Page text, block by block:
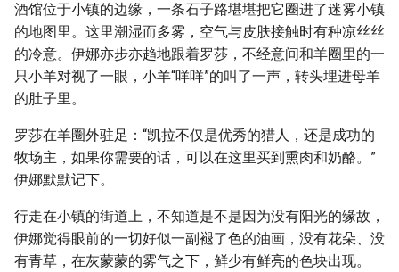
酒馆位于小镇的边缘，一条石子路堪堪把它圈进了迷雾小镇
的地图里。这里潮湿而多雾，空气与皮肤接触时有种凉丝丝
的冷意。伊娜亦步亦趋地跟着罗莎，不经意间和羊圈里的一
只小羊对视了一眼，小羊“咩咩”的叫了一声，转头埋进母羊
的肚子里。
罗莎在羊圈外驻足：“凯拉不仅是优秀的猎人，还是成功的
牧场主，如果你需要的话，可以在这里买到熏肉和奶酪。”
伊娜默默记下。
行走在小镇的街道上，不知道是不是因为没有阳光的缘故，
伊娜觉得眼前的一切好似一副褪了色的油画，没有花朵、没
有青草，在灰蒙蒙的雾气之下，鲜少有鲜亮的色块出现。